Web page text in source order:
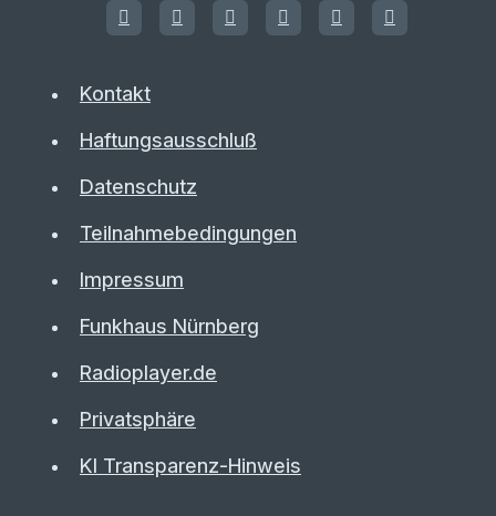
Kontakt
Haftungsausschluß
Datenschutz
Teilnahmebedingungen
Impressum
Funkhaus Nürnberg
Radioplayer.de
Privatsphäre
KI Transparenz-Hinweis